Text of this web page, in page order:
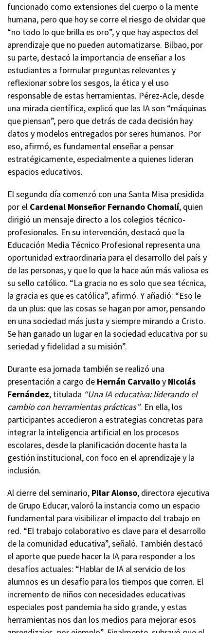
funcionado como extensiones del cuerpo o la mente
humana, pero que hoy se corre el riesgo de olvidar que
“no todo lo que brilla es oro”, y que hay aspectos del
aprendizaje que no pueden automatizarse. Bilbao, por
su parte, destacó la importancia de enseñar a los
estudiantes a formular preguntas relevantes y
reflexionar sobre los sesgos, la ética y el uso
responsable de estas herramientas. Pérez-Acle, desde
una mirada científica, explicó que las IA son “máquinas
que piensan”, pero que detrás de cada decisión hay
datos y modelos entregados por seres humanos. Por
eso, afirmó, es fundamental enseñar a pensar
estratégicamente, especialmente a quienes lideran
espacios educativos.
El segundo día comenzó con una Santa Misa presidida
por el Cardenal Monseñor Fernando Chomalí, quien
dirigió un mensaje directo a los colegios técnico-
profesionales. En su intervención, destacó que la
Educación Media Técnico Profesional representa una
oportunidad extraordinaria para el desarrollo del país y
de las personas, y que lo que la hace aún más valiosa es
su sello católico. “La gracia no es solo que sea técnica,
la gracia es que es católica”, afirmó. Y añadió: “Eso le
da un plus: que las cosas se hagan por amor, pensando
en una sociedad más justa y siempre mirando a Cristo.
Se han ganado un lugar en la sociedad educativa por su
seriedad y fidelidad a su misión”.
Durante esa jornada también se realizó una
presentación a cargo de Hernán Carvalloy Nicolás
Fernández, titulada “Una IA educativa: liderando el
cambio con herramientas prácticas”. En ella, los
participantes accedieron a estrategias concretas para
integrar la inteligencia artificial en los procesos
escolares, desde la planificación docente hasta la
gestión institucional, con foco en el aprendizaje y la
inclusión.
Al cierre del seminario, Pilar Alonso, directora ejecutiva
de Grupo Educar, valoró la instancia como un espacio
fundamental para visibilizar el impacto del trabajo en
red. “El trabajo colaborativo es clave para el desarrollo
de la comunidad educativa”, señaló. También destacó
el aporte que puede hacer la IA para responder a los
desafíos actuales: “Hablar de IA al servicio de los
alumnos es un desafío para los tiempos que corren. El
incremento de niños con necesidades educativas
especiales post pandemia ha sido grande, y estas
herramientas nos dan los medios para mejorar esos